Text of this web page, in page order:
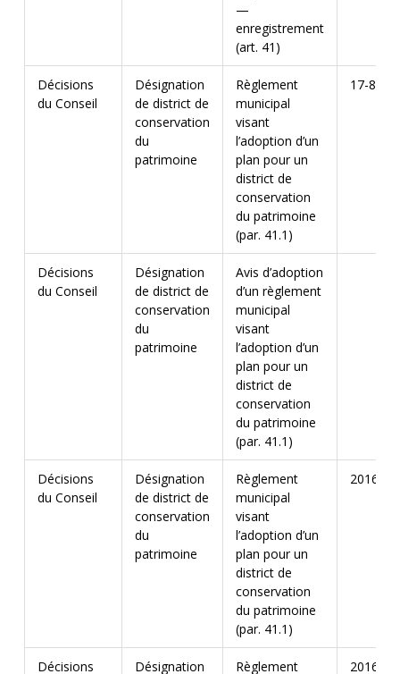
—
enregistrement
(art. 41)
Décisions
du Conseil
Désignation
de district de
conservation
du
patrimoine
Règlement
municipal
visant
l’adoption d’un
plan pour un
district de
conservation
du patrimoine
(par. 41.1)
17-80
Décisions
du Conseil
Désignation
de district de
conservation
du
patrimoine
Avis d’adoption
d’un règlement
municipal
visant
l’adoption d’un
plan pour un
district de
conservation
du patrimoine
(par. 41.1)
Décisions
du Conseil
Désignation
de district de
conservation
du
patrimoine
Règlement
municipal
visant
l’adoption d’un
plan pour un
district de
conservation
du patrimoine
(par. 41.1)
2016-
Décisions
Désignation
Règlement
2016-